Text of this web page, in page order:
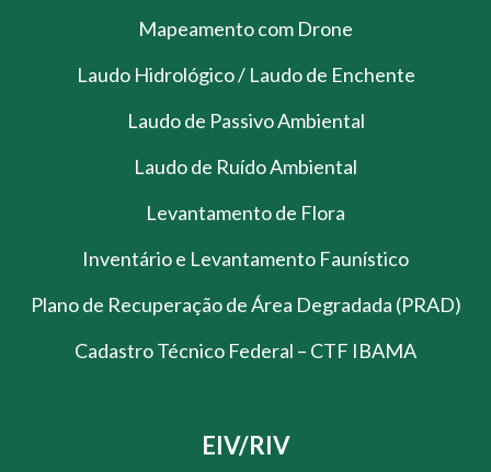
Mapeamento com Drone
Laudo Hidrológico / Laudo de Enchente
Laudo de Passivo Ambiental
Laudo de Ruído Ambiental
Levantamento de Flora
Inventário e Levantamento Faunístico
Plano de Recuperação de Área Degradada (PRAD)
Cadastro Técnico Federal – CTF IBAMA
EIV/RIV